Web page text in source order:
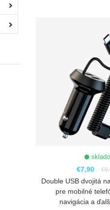
€7,90
Double USB dvojitá
pre mobilné
navigácia a